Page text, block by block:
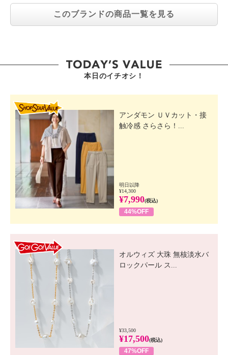
このブランドの商品一覧を見る
本日のイチオシ！
アンダモン ＵＶカット・接
触冷感 さらさら！...
明日以降
¥14,300
¥7,990(税込)
44%OFF
オルウィズ 大珠 無核淡水バ
ロックパール ス...
¥33,500
¥17,500(税込)
47%OFF